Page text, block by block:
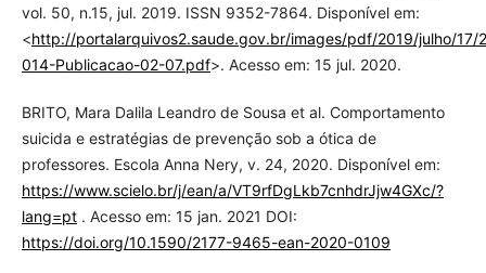
vol. 50, n.15, jul. 2019. ISSN 9352-7864. Disponível em:
<http://portalarquivos2.saude.gov.br/images/pdf/2019/julho/17/
014-Publicacao-02-07.pdf>. Acesso em: 15 jul. 2020.
BRITO, Mara Dalila Leandro de Sousa et al. Comportamento
suicida e estratégias de prevenção sob a ótica de
professores. Escola Anna Nery, v. 24, 2020. Disponível em:
https://www.scielo.br/j/ean/a/VT9rfDgLkb7cnhdrJjw4GXc/?
lang=pt. Acesso em: 15 jan. 2021 DOI:
https://doi.org/10.1590/2177-9465-ean-2020-0109